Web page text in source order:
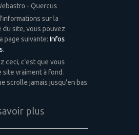
- Quercus
sur la
du site, vous pouvez
page suivante: Infos
.
ceci, c'est que vous
vraiment à fond.
scrolle jamais jusqu'en bas.
plus